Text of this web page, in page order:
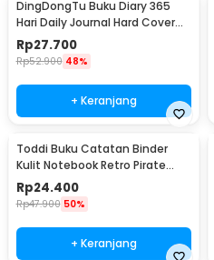
DingDongTu Buku Diary 365
Hari Daily Journal Hard Cover
128 Lembar - DDT-4083
Rp27.700
Rp52.900 48%
+ Keranjang
Toddi Buku Catatan Binder
Kulit Notebook Retro Pirate
Compass - ZB-45
Rp24.400
Rp47.900 50%
+ Keranjang